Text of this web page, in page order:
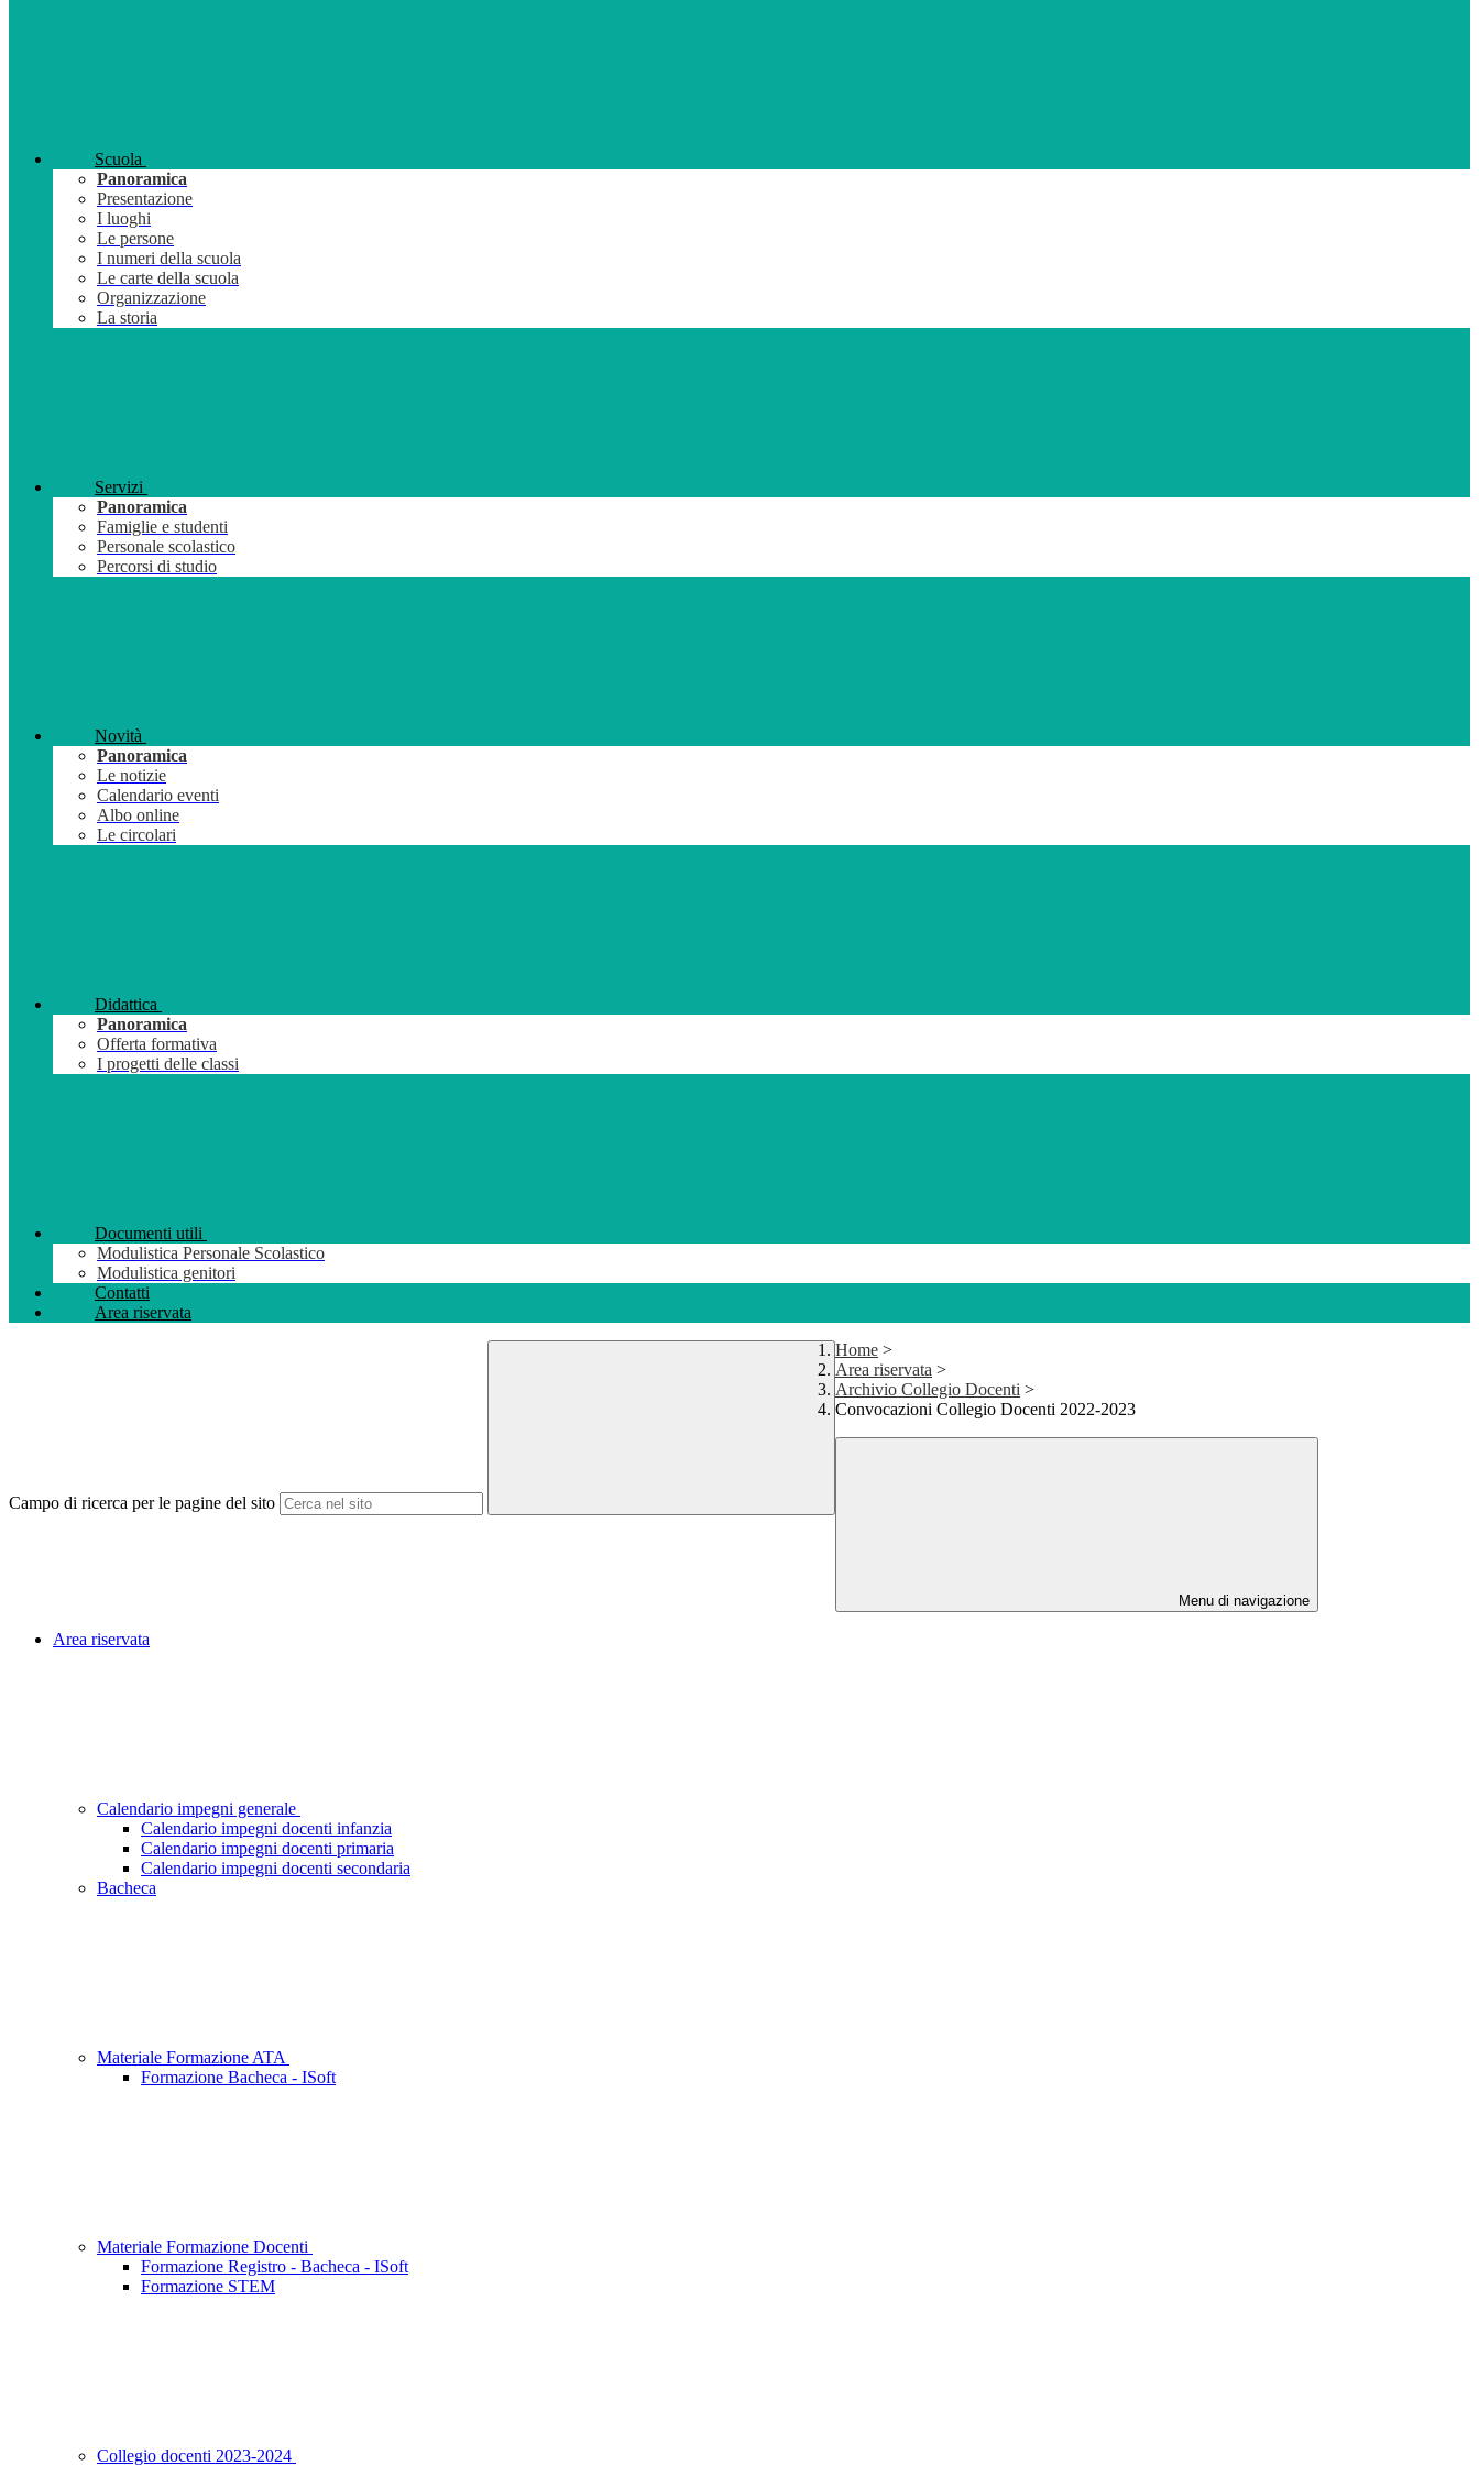
Scuola
Panoramica
Presentazione
I luoghi
Le persone
I numeri della scuola
Le carte della scuola
Organizzazione
La storia
Servizi
Panoramica
Famiglie e studenti
Personale scolastico
Percorsi di studio
Novità
Panoramica
Le notizie
Calendario eventi
Albo online
Le circolari
Didattica
Panoramica
Offerta formativa
I progetti delle classi
Documenti utili
Modulistica Personale Scolastico
Modulistica genitori
Contatti
Area riservata
Campo di ricerca per le pagine del sito
Home >
Area riservata >
Archivio Collegio Docenti >
Convocazioni Collegio Docenti 2022-2023
Menu di navigazione
Area riservata
Calendario impegni generale
Calendario impegni docenti infanzia
Calendario impegni docenti primaria
Calendario impegni docenti secondaria
Bacheca
Materiale Formazione ATA
Formazione Bacheca - ISoft
Materiale Formazione Docenti
Formazione Registro - Bacheca - ISoft
Formazione STEM
Collegio docenti 2023-2024